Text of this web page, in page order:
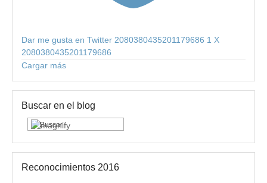
Dar me gusta en Twitter 2080380435201179686 1 X
2080380435201179686
Cargar más
Buscar en el blog
Reconocimientos 2016